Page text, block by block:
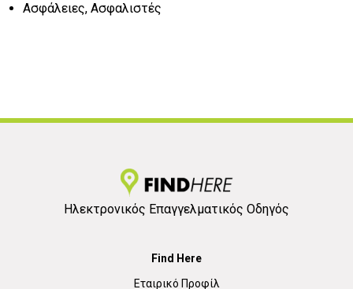
Ασφάλειες, Ασφαλιστές
Ηλεκτρονικός Επαγγελματικός Οδηγός
Find Here
Εταιρικό Προφίλ